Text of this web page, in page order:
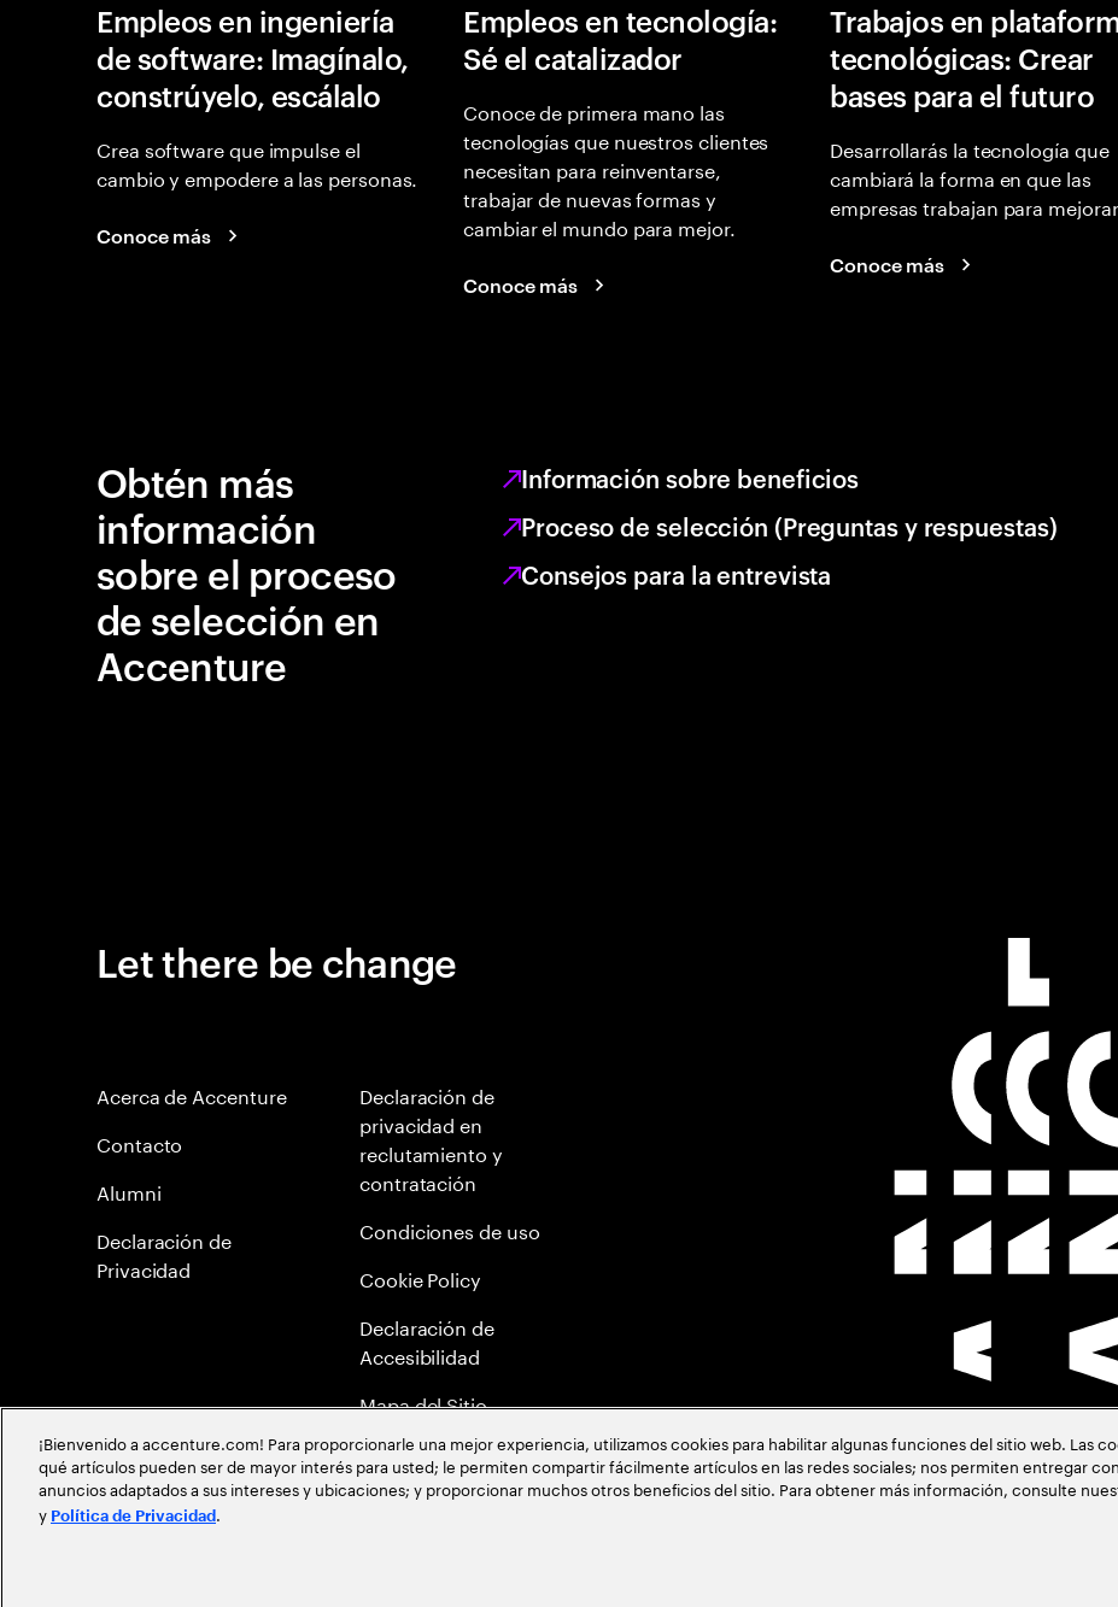
Empleos en ingeniería
de software: Imagínalo,
constrúyelo, escálalo
Crea software que impulse el
cambio y empodere a las personas.
Conoce más
Empleos en tecnología:
Sé el catalizador
Conoce de primera mano las
tecnologías que nuestros clientes
necesitan para reinventarse,
trabajar de nuevas formas y
cambiar el mundo para mejor.
Conoce más
Trabajos en
tecnológicas: Crear
bases para el futuro
Desarrollarás la tecnología que
cambiará la forma en que las
empresas trabajan para
Conoce más
Obtén más
información
sobre el proceso
de selección en
Accenture
Información sobre beneficios
Proceso de selección (Preguntas y respuestas)
Consejos para la entrevista
Let there be change
Acerca de Accenture
Contacto
Alumni
Declaración de
Privacidad
Declaración de
privacidad en
reclutamiento y
contratación
Condiciones de uso
Cookie Policy
Declaración de
Accesibilidad
Mapa del Sitio
Política Anticorrupción
Política de meritocracia
¡Bienvenido a accenture.com! Para proporcionarle una mejor experiencia, utilizamos cookies para habilitar algunas funciones del sitio web. Las
qué artículos pueden ser de mayor interés para usted; le permiten compartir fácilmente artículos en las redes sociales; nos permiten entregar
anuncios adaptados a sus intereses y ubicaciones; y proporcionar muchos otros beneficios del sitio. Para obtener más información, consulte
y Política de Privacidad .